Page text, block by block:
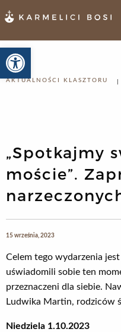
Otwórz pasek narzędzi
AKTUALNOŚCI KLASZTORU
„Spotkajmy
moście”.
15 września, 2023
Celem tego wydarzenia
uświadomili sobie ten
przeznaczeni dla siebie.
Ludwika Martin, rodziców
Niedziela 1.10.2023